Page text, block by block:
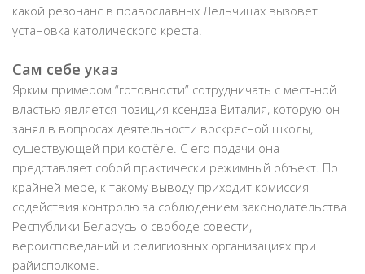
какой резонанс в православных Лельчицах вызовет
установка католического креста.
Сам себе указ
Ярким примером “готовности” сотрудничать с мест-ной
властью является позиция ксендза Виталия, которую он
занял в вопросах деятельности воскресной школы,
существующей при костёле. С его подачи она
представляет собой практически режимный объект. По
крайней мере, к такому выводу приходит комиссия
содействия контролю за соблюдением законодательства
Республики Беларусь о свободе совести,
вероисповеданий и религиозных организациях при
райисполкоме.